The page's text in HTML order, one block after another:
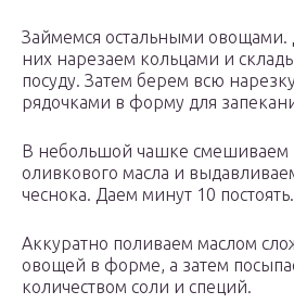
Займемся остальными овощами.
них нарезаем кольцами и
посуду. Затем берем всю
рядочками в форму для
В небольшой чашке смешиваем
оливкового масла и
чеснока. Даем минут 10 постоять.
Аккуратно поливаем маслом
овощей в форме, а затем
количеством соли и специй.